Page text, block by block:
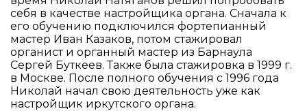
себя в качестве настройщика органа. Сначала к
его обучению подключился фортепианный
мастер Иван Казаков, потом стажировал
органист и органный мастер из Барнаула
Сергей Буткеев. Также была стажировка в 1999 г.
в Москве. После полного обучения с 1996 года
Николай начал свою деятельность уже как
настройщик иркутского органа.